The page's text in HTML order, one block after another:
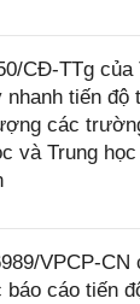
CĐ-TTg
nhanh tiến độ
các
và Trung
VPCP-CN
báo cáo tiến